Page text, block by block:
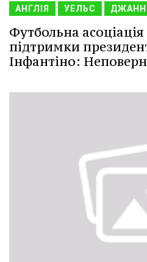
АНГЛІЯ УЕЛЬС
Футбольна
підтримки
Інфантіно: